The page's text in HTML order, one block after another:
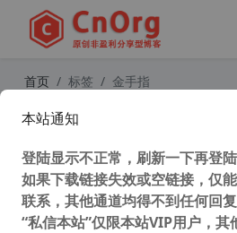
首页 标签 金手指
本站通知
登陆显示不正常，刷新一下再登
如果下载链接失效或空链接，仅
联系，其他通道均得不到任何回
“私信本站”仅限本站VIP用户，其